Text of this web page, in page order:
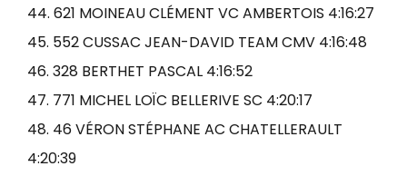
44. 621 MOINEAU CLÉMENT VC AMBERTOIS 4:16:27
45. 552 CUSSAC JEAN-DAVID TEAM CMV 4:16:48
46. 328 BERTHET PASCAL 4:16:52
47. 771 MICHEL LOÏC BELLERIVE SC 4:20:17
48. 46 VÉRON STÉPHANE AC CHATELLERAULT
4:20:39